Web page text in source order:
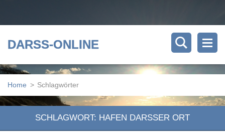
DARSS-ONLINE
Home > Schlagwörter
SCHLAGWORT: HAFEN DARSSER ORT